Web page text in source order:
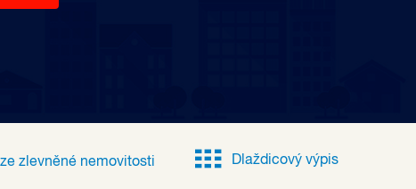
zlevněné nemovitosti Dlaždicový výpis